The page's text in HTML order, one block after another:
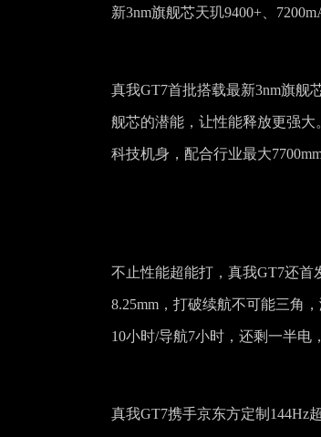
新3nm旗舰芯天玑9400+、
真我GT7首批搭载最新3nm旗舰
舰芯的潜能，让性能释放更强
科技机身，配合行业最大
不止性能超能打，真我GT7还首
8.25mm，打破续航不可能三角
10小时/导航7小时，还剩一半电
真我GT7携手京东方定制144Hz